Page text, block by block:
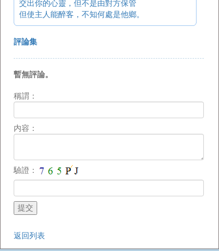
交出你的心靈，但不是由對方保管
但使主人能醉客，不知何處是他鄉。
評論集
暫無評論。
稱謂：
内容：
驗證：
返回列表